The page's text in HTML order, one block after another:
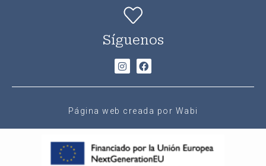
Síguenos
Página web creada por Wabi